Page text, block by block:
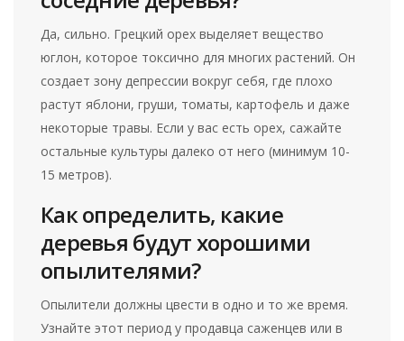
Да, сильно. Грецкий орех выделяет вещество
юглон, которое токсично для многих растений. Он
создает зону депрессии вокруг себя, где плохо
растут яблони, груши, томаты, картофель и даже
некоторые травы. Если у вас есть орех, сажайте
остальные культуры далеко от него (минимум 10-
15 метров).
Как определить, какие
деревья будут хорошими
опылителями?
Опылители должны цвести в одно и то же время.
Узнайте этот период у продавца саженцев или в